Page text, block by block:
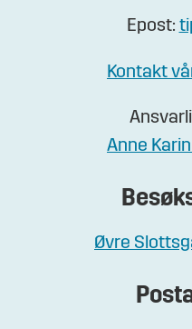
Epost:
Kontakt
Anne
Øvre